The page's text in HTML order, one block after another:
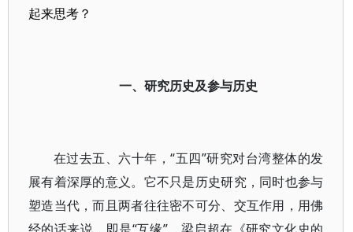
起来思考？
一、研究历史及参与历史
在过去五、六十年，“五四”研究对台湾整体的发
展有着深厚的意义。它不只是历史研究，同时也参与
塑造当代，而且两者往往密不可分、交互作用，用佛